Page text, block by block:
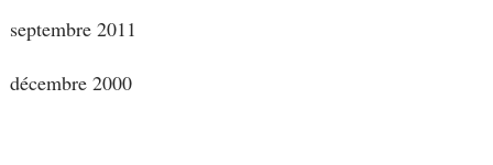
septembre 2011
décembre 2000